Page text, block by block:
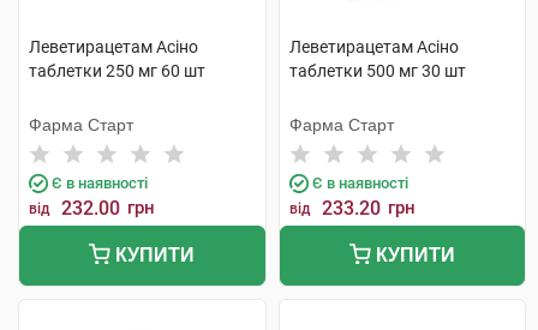
Леветирацетам Асіно
таблетки 250 мг 60 шт
Фарма Старт
Є в наявності
від 232.00 грн
КУПИТИ
Леветирацетам Асіно
таблетки 500 мг 30 шт
Фарма Старт
Є в наявності
від 233.20 грн
КУПИТИ